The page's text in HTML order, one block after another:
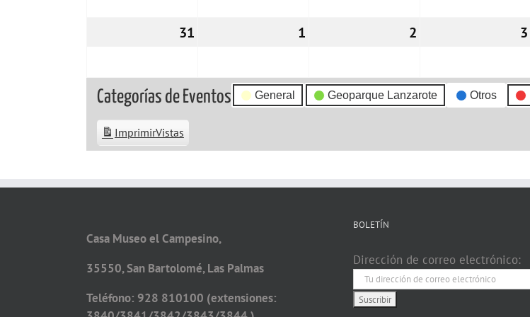
31 1 2 3
Categorías de Eventos General Geoparque Lanzarote Otros
ImprimirVistas
Casa Museo el Campesino,
35550, San Bartolomé, Las Palmas
Teléfono: 928 810100 (extensiones:
BOLETÍN
Dirección de correo electrónico: